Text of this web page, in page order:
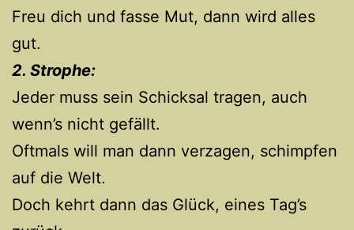
Freu dich und fasse Mut, dann wird alles
gut.
2. Strophe:
Jeder muss sein Schicksal tragen, auch
wenn’s nicht gefällt.
Oftmals will man dann verzagen, schimpfen
auf die Welt.
Doch kehrt dann das Glück, eines Tag’s